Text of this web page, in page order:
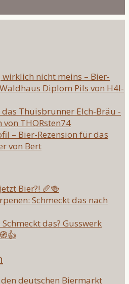
nicht meins – Bier-
Diplom Pils von H4l-
Thuisbrunner Elch-Bräu -
THORsten74
– Bier-Rezension für das
von Bert
Bier?! 🥖🍻
Schmeckt das nach
das? Gusswerk
deutschen Biermarkt